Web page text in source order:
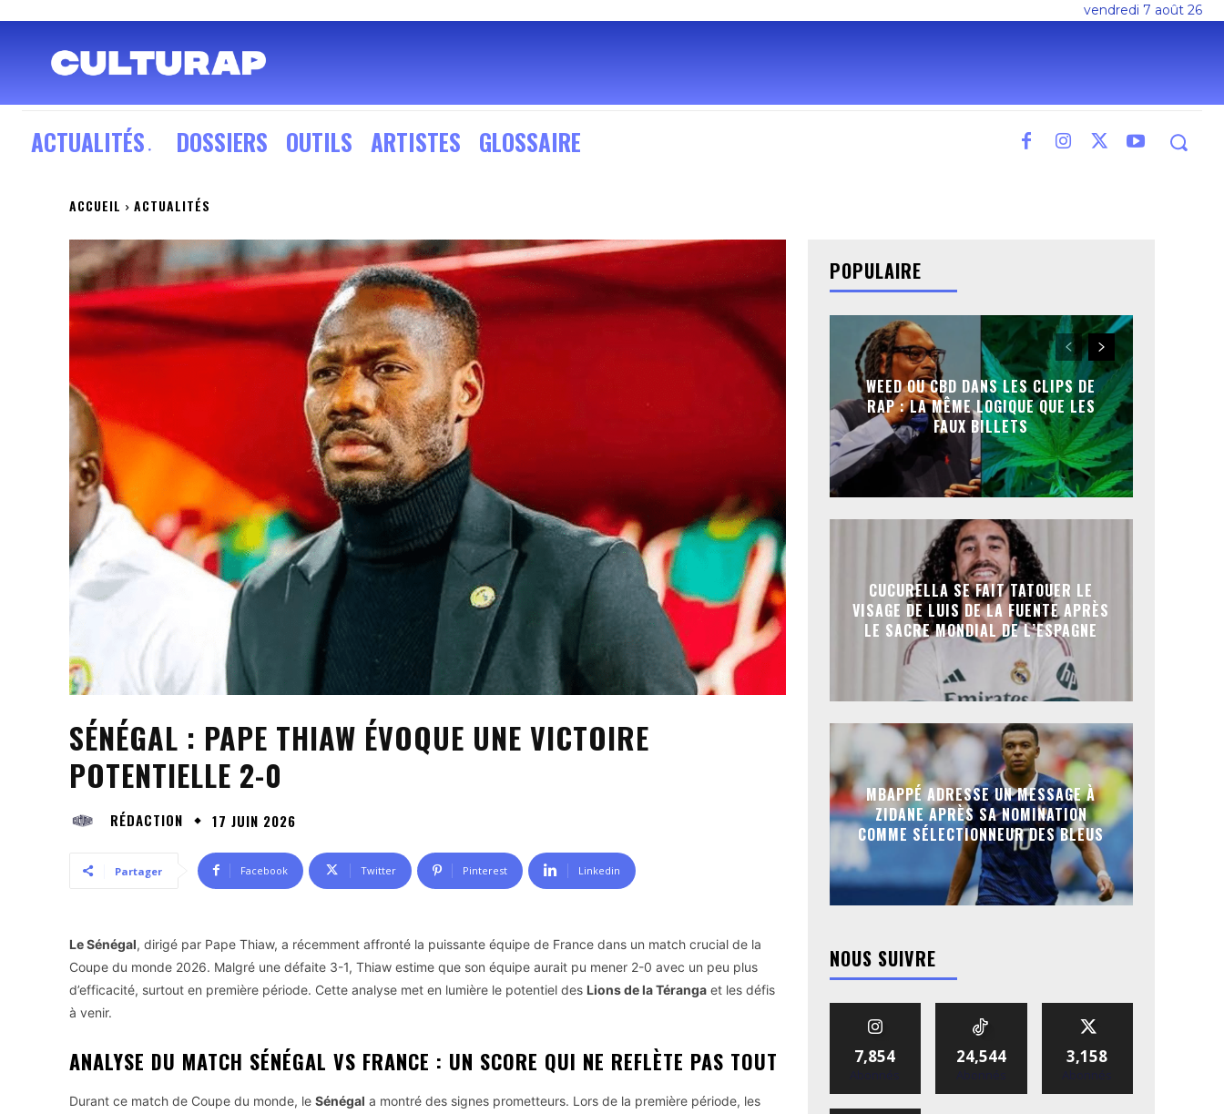
vendredi 7 août 26
ACTUALITÉS DOSSIERS OUTILS ARTISTES GLOSSAIRE
ACCUEIL ACTUALITÉS
SÉNÉGAL : PAPE THIAW ÉVOQUE UNE VICTOIRE
POTENTIELLE 2-0
RÉDACTION 17 JUIN 2026
Partager Facebook Twitter Pinterest Linkedin
Le Sénégal, dirigé par Pape Thiaw, a récemment affronté la puissante équipe de France dans un match crucial de la
Coupe du monde 2026. Malgré une défaite 3-1, Thiaw estime que son équipe aurait pu mener 2-0 avec un peu plus
d’efficacité, surtout en première période. Cette analyse met en lumière le potentiel des Lions de la Téranga et les défis
à venir.
ANALYSE DU MATCH SÉNÉGAL VS FRANCE : UN SCORE QUI NE REFLÈTE PAS TOUT
Durant ce match de Coupe du monde, le Sénégal a montré des signes prometteurs. Lors de la première période, les
POPULAIRE
WEED OU CBD DANS LES CLIPS DE
RAP : LA MÊME LOGIQUE QUE LES
FAUX BILLETS
CUCURELLA SE FAIT TATOUER LE
VISAGE DE LUIS DE LA FUENTE APRÈS
LE SACRE MONDIAL DE L’ESPAGNE
MBAPPÉ ADRESSE UN MESSAGE À
ZIDANE APRÈS SA NOMINATION
COMME SÉLECTIONNEUR DES BLEUS
NOUS SUIVRE
7,854
Abonnés
24,544
Abonnés
3,158
Abonnés